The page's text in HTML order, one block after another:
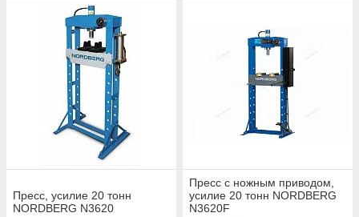
Пресс, усилие 20 тонн
NORDBERG N3620
Пресс с ножным приводом,
усилие 20 тонн NORDBERG
N3620F